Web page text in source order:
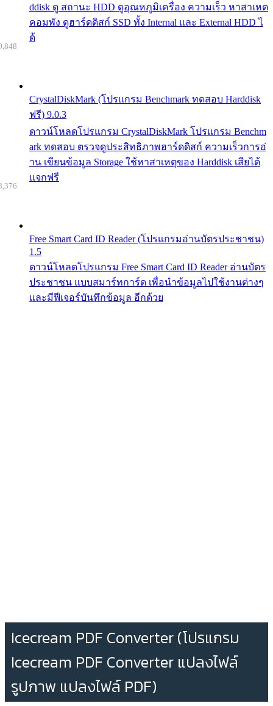
ddisk ดู สถานะ HDD ดูอุณหภูมิเครื่อง ความเร็ว หาสาเหต
คอมพัง ดูฮาร์ดดิสก์ SSD ทั้ง Internal และ External HDD ไ
ด้
CrystalDiskMark (โปรแกรม Benchmark ทดสอบ Harddisk
ฟรี) 9.0.3
ดาวน์โหลดโปรแกรม CrystalDiskMark โปรแกรม Benchm
ark ทดสอบ ตรวจดูประสิทธิภาพฮาร์ดดิสก์ ความเร็วการอ่
าน เขียนข้อมูล Storage ใช้หาสาเหตุของ Harddisk เสียได้
แจกฟรี
Free Smart Card ID Reader (โปรแกรมอ่านบัตรประชาชน)
1.5
ดาวน์โหลดโปรแกรม Free Smart Card ID Reader อ่านบัตร
ประชาชน แบบสมาร์ทการ์ด เพื่อนำข้อมูลไปใช้งานต่างๆ
และมีฟีเจอร์บันทึกข้อมูล อีกด้วย
Icecream PDF Converter (โปรแกรม
Icecream PDF Converter แปลงไฟล์
รูปภาพ แปลงไฟล์ PDF)